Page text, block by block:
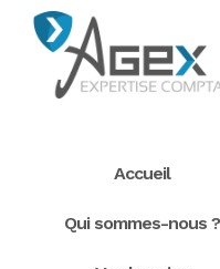
Accueil
Qui sommes-nous ?